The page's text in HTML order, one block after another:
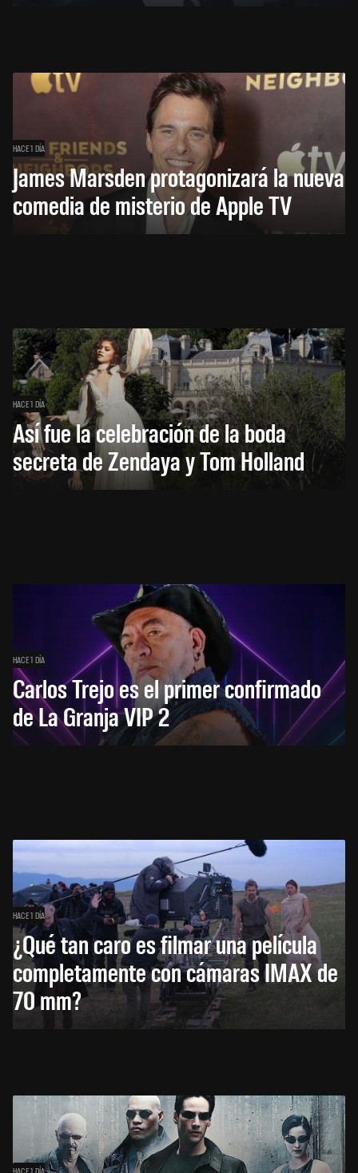
HACE 1 DÍA
James Marsden protagonizará la nueva
comedia de misterio de Apple TV
HACE 1 DÍA
Así fue la celebración de la boda
secreta de Zendaya y Tom Holland
HACE 1 DÍA
Carlos Trejo es el primer confirmado
de La Granja VIP 2
HACE 1 DÍA
¿Qué tan caro es filmar una película
completamente con cámaras IMAX de
70 mm?
HACE 1 DÍA